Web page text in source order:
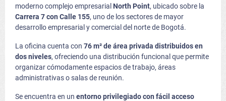
moderno complejo empresarial North Point, ubicado sobre la
Carrera 7 con Calle 155, uno de los sectores de mayor
desarrollo empresarial y comercial del norte de Bogotá.
La oficina cuenta con 76 m² de área privada distribuidos en
dos niveles, ofreciendo una distribución funcional que permite
organizar cómodamente espacios de trabajo, áreas
administrativas o salas de reunión.
Se encuentra en un entorno privilegiado con fácil acceso